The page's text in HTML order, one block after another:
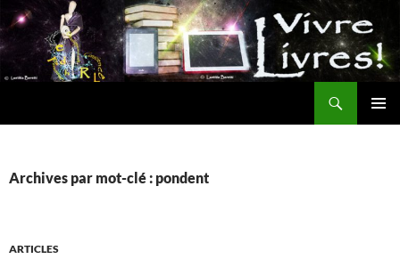
Aller
au
contenu
Archives par mot-clé : pondent
ARTICLES